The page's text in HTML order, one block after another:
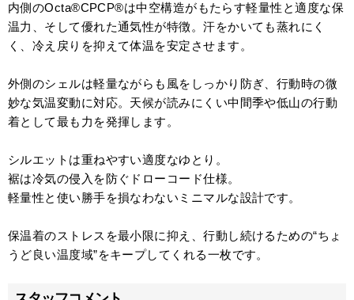
内側のOcta®CPCP®は中空構造がもたらす軽量性と適度な保
温力、そして優れた通気性が特徴。汗をかいても蒸れにく
く、冷え戻りを抑えて体温を安定させます。
外側のシェルは軽量ながらも風をしっかり防ぎ、行動時の微
妙な気温変動に対応。天候が読みにくい中間季や低山の行動
着として最も力を発揮します。
シルエットは重ねやすい適度なゆとり。
裾は冷気の侵入を防ぐドローコード仕様。
軽量性と使い勝手を損なわないミニマルな設計です。
保温着のストレスを最小限に抑え、行動し続けるための“ちょ
うど良い温度域”をキープしてくれる一枚です。